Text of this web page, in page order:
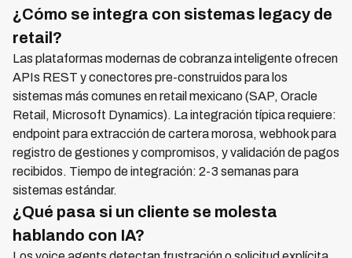
¿Cómo se integra con sistemas legacy de
retail?
Las plataformas modernas de cobranza inteligente ofrecen
APIs REST y conectores pre-construidos para los
sistemas más comunes en retail mexicano (SAP, Oracle
Retail, Microsoft Dynamics). La integración típica requiere:
endpoint para extracción de cartera morosa, webhook para
registro de gestiones y compromisos, y validación de pagos
recibidos. Tiempo de integración: 2-3 semanas para
sistemas estándar.
¿Qué pasa si un cliente se molesta
hablando con IA?